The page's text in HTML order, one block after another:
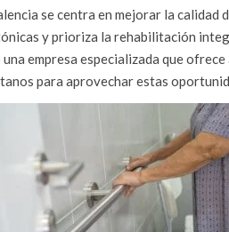
se centra en mejorar la calidad
y prioriza la rehabilitación
empresa especializada que
para aprovechar estas